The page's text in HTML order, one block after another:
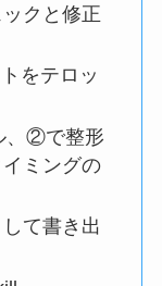
クと修正
をテロッ
、②で整形
ミングの
て書き出